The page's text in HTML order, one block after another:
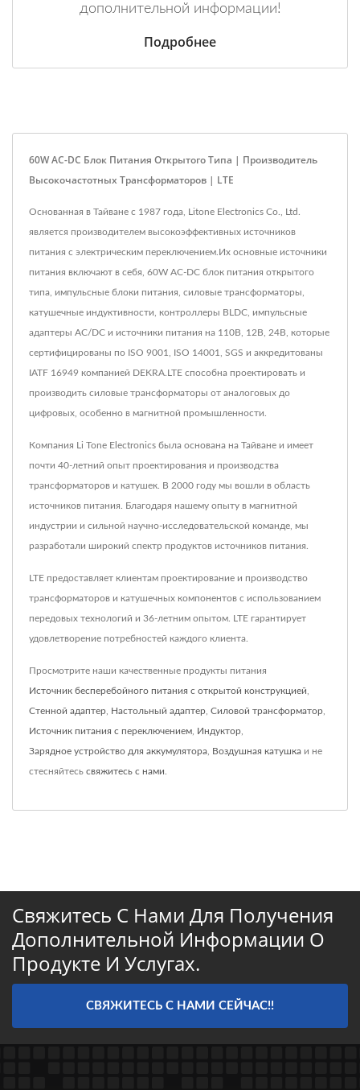
дополнительной информации!
Подробнее
60W AC-DC Блок Питания Открытого Типа | Производитель
Высокочастотных Трансформаторов | LTE
Основанная в Тайване с 1987 года, Litone Electronics Co., Ltd.
является производителем высокоэффективных источников
питания с электрическим переключением.Их основные источники
питания включают в себя, 60W AC-DC блок питания открытого
типа, импульсные блоки питания, силовые трансформаторы,
катушечные индуктивности, контроллеры BLDC, импульсные
адаптеры AC/DC и источники питания на 110В, 12В, 24В, которые
сертифицированы по ISO 9001, ISO 14001, SGS и аккредитованы
IATF 16949 компанией DEKRA.LTE способна проектировать и
производить силовые трансформаторы от аналоговых до
цифровых, особенно в магнитной промышленности.
Компания Li Tone Electronics была основана на Тайване и имеет
почти 40-летний опыт проектирования и производства
трансформаторов и катушек. В 2000 году мы вошли в область
источников питания. Благодаря нашему опыту в магнитной
индустрии и сильной научно-исследовательской команде, мы
разработали широкий спектр продуктов источников питания.
LTE предоставляет клиентам проектирование и производство
трансформаторов и катушечных компонентов с использованием
передовых технологий и 36-летним опытом. LTE гарантирует
удовлетворение потребностей каждого клиента.
Просмотрите наши качественные продукты питания
Источник бесперебойного питания с открытой конструкцией
Стенной адаптер Настольный адаптер Силовой трансформатор
Источник питания с переключением Индуктор
Зарядное устройство для аккумулятора Воздушная катушка и не
стесняйтесь свяжитесь с нами
Свяжитесь С Нами Для Получения
Дополнительной Информации О
Продукте И Услугах.
СВЯЖИТЕСЬ С НАМИ СЕЙЧАС!!